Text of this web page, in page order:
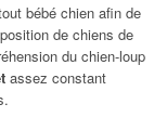
bébé chien afin de
de chiens de
du chien-loup
assez constant